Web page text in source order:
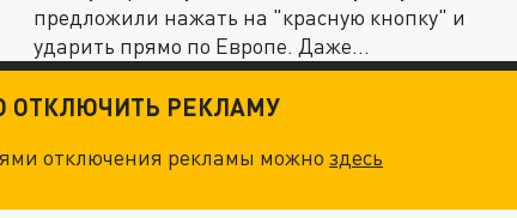
предложили нажать на "красную кнопку" и
ударить прямо по Европе. Даже...
ОТКЛЮЧИТЬ РЕКЛАМУ
отключения рекламы можноздесь